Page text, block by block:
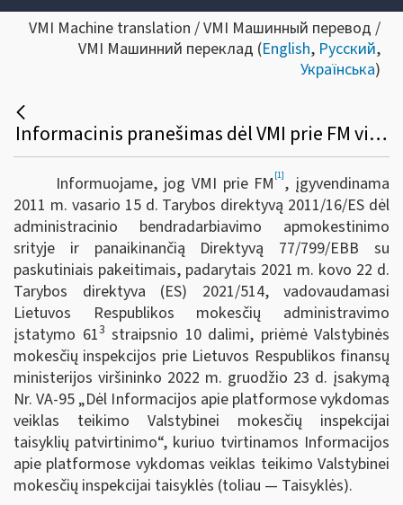
VMI Machine translation / VMI Машинный перевод /
VMI Машинний переклад (English, Русский,
Українська)
Informacinis pranešimas dėl VMI prie FM viršininko 2022 m. gruodžio 23 d. įsakymo Nr. VA-95 „Dėl Informacijos apie platformose vykdomas veiklas teikimo Valstybinei mokesčių inspekcijai taisyklių patvirtinimo“
Informuojame, jog VMI prie FM [1], įgyvendinama
2011 m. vasario 15 d. Tarybos direktyvą 2011/16/ES dėl
administracinio bendradarbiavimo apmokestinimo
srityje ir panaikinančią Direktyvą 77/799/EBB su
paskutiniais pakeitimais, padarytais 2021 m. kovo 22 d.
Tarybos direktyva (ES) 2021/514, vadovaudamasi
Lietuvos Respublikos mokesčių administravimo
įstatymo 613 straipsnio 10 dalimi, priėmė Valstybinės
mokesčių inspekcijos prie Lietuvos Respublikos finansų
ministerijos viršininko 2022 m. gruodžio 23 d. įsakymą
Nr. VA-95 „Dėl Informacijos apie platformose vykdomas
veiklas teikimo Valstybinei mokesčių inspekcijai
taisyklių patvirtinimo“, kuriuo tvirtinamos Informacijos
apie platformose vykdomas veiklas teikimo Valstybinei
mokesčių inspekcijai taisyklės (toliau — Taisyklės).